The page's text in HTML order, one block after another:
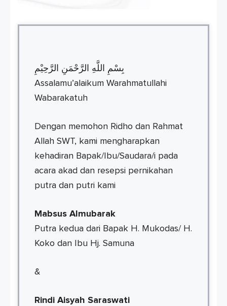
بِسْمِ اللَّهِ الرَّحْمَنِ الرَّحِيْمِ
Assalamu’alaikum Warahmatullahi
Wabarakatuh
Dengan memohon Ridho dan Rahmat
Allah SWT, kami mengharapkan
kehadiran Bapak/Ibu/Saudara/i pada
acara akad dan resepsi pernikahan
putra dan putri kami
Mabsus Almubarak
Putra kedua dari Bapak H. Mukodas/ H.
Koko dan Ibu Hj. Samuna
&
Rindi Aisyah Saraswati